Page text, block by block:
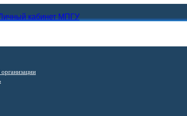
кабинет МПГУ